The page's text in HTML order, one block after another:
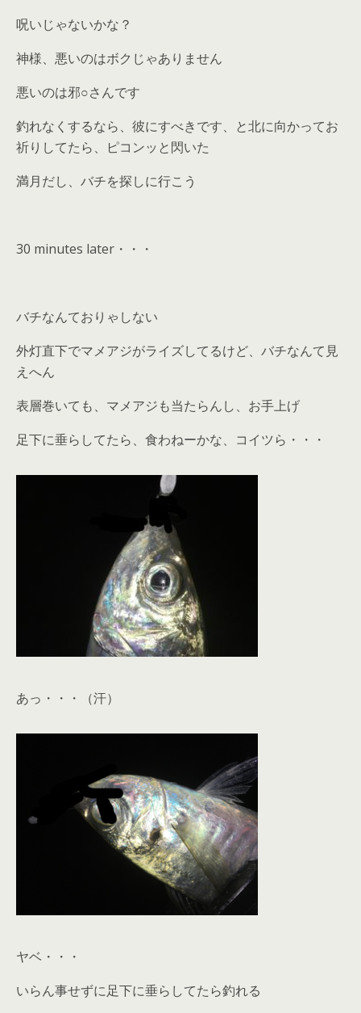
呪いじゃないかな？
神様、悪いのはボクじゃありません
悪いのは邪○さんです
釣れなくするなら、彼にすべきです、と北に向かってお
祈りしてたら、ピコンッと閃いた
満月だし、バチを探しに行こう
30 minutes later・・・
バチなんておりゃしない
外灯直下でマメアジがライズしてるけど、バチなんて見
えへん
表層巻いても、マメアジも当たらんし、お手上げ
足下に垂らしてたら、食わねーかな、コイツら・・・
あっ・・・（汗）
ヤベ・・・
いらん事せずに足下に垂らしてたら釣れる